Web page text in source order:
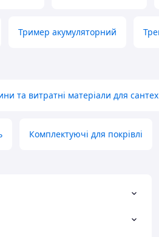
Тример акумуляторний
та витратні матеріали для
Комплектуючі для покрівлі